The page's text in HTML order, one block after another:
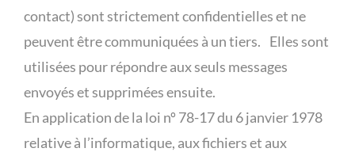
contact) sont strictement confidentielles et ne
peuvent être communiquées à un tiers. Elles sont
utilisées pour répondre aux seuls messages
envoyés et supprimées ensuite.
En application de la loi nº 78-17 du 6 janvier 1978
relative à l’informatique, aux fichiers et aux